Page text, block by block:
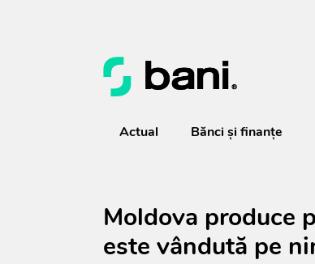
Actual Bănci şi finanţe
Moldova produce
este vândută pe